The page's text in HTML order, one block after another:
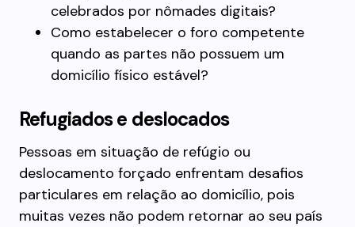
celebrados por nômades digitais?
Como estabelecer o foro competente
quando as partes não possuem um
domicílio físico estável?
Refugiados e deslocados
Pessoas em situação de refúgio ou
deslocamento forçado enfrentam desafios
particulares em relação ao domicílio, pois
muitas vezes não podem retornar ao seu país